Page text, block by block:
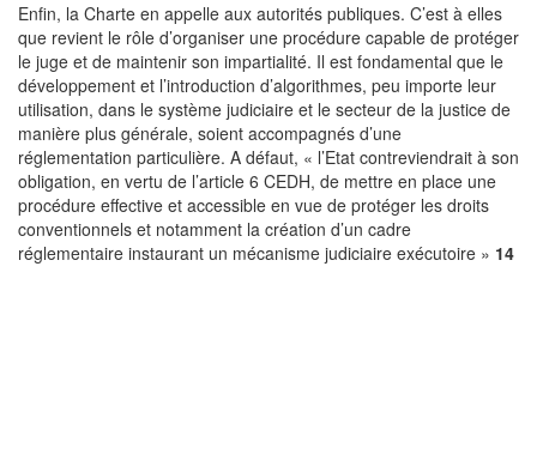
Enfin, la Charte en appelle aux autorités publiques. C’est à elles
que revient le rôle d’organiser une procédure capable de protéger
le juge et de maintenir son impartialité. Il est fondamental que le
développement et l’introduction d’algorithmes, peu importe leur
utilisation, dans le système judiciaire et le secteur de la justice de
manière plus générale, soient accompagnés d’une
réglementation particulière. A défaut, « l’Etat contreviendrait à son
obligation, en vertu de l’article 6 CEDH, de mettre en place une
procédure effective et accessible en vue de protéger les droits
conventionnels et notamment la création d’un cadre
réglementaire instaurant un mécanisme judiciaire exécutoire » 14